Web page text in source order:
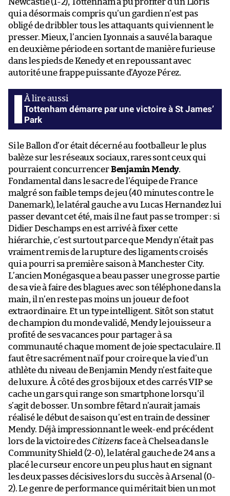
qui a désormais compris qu’un gardien n’est pas
obligé de dribbler tous les attaquants qui viennent le
presser. Mieux, l’ancien Lyonnais a sauvé la baraque
en deuxième période en sortant de manière furieuse
dans les pieds de Kenedy et en repoussant avec
autorité une frappe puissante d’Ayoze Pérez.
Tottenham démarre par une victoire à St James’
Park
Si le Ballon d’or était décerné au footballeur le plus
balèze sur les réseaux sociaux, rares sont ceux qui
pourraient concurrencerBenjamin Mendy.
Fondamental dans le sacre de l’équipe de France
malgré son faible temps de jeu (40 minutes contre le
Danemark), le latéral gauche a vu Lucas Hernandez lui
passer devant cet été, mais il ne faut pas se tromper : si
Didier Deschamps en est arrivé à fixer cette
hiérarchie, c’est surtout parce que Mendy n’était pas
vraiment remis de la rupture des ligaments croisés
qui a pourri sa première saison à Manchester City.
L’ancien Monégasque a beau passer une grosse partie
de sa vie à faire des blagues avec son téléphone dans la
main, il n’en reste pas moins un joueur de foot
extraordinaire. Et un type intelligent. Sitôt son statut
de champion du monde validé, Mendy le jouisseur a
profité de ses vacances pour partager à sa
communauté chaque moment de joie spectaculaire. Il
faut être sacrément naïf pour croire que la vie d’un
athlète du niveau de Benjamin Mendy n’est faite que
de luxure. À côté des gros bijoux et des carrés VIP se
cache un gars qui range son smartphone lorsqu’il
s’agit de bosser. Un sombre fêtard n’aurait jamais
réalisé le début de saison qu’est en train de dessiner
Mendy. Déjà impressionnant le week-end précédent
lors de la victoire des Citizensface à Chelsea dans le
Community Shield (2-0), le latéral gauche de 24 ans a
placé le curseur encore un peu plus haut en signant
les deux passes décisives lors du succès à Arsenal (0-
2). Le genre de performance qui méritait bien un mot